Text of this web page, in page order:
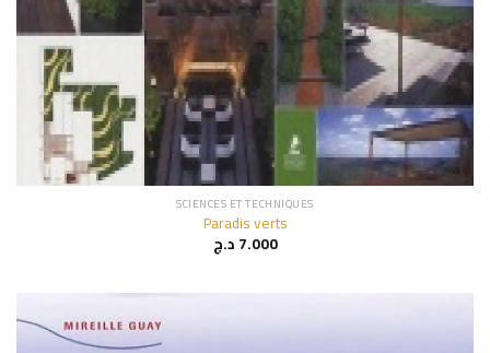
SCIENCES ET TECHNIQUES
Paradis verts
7.000د.ج